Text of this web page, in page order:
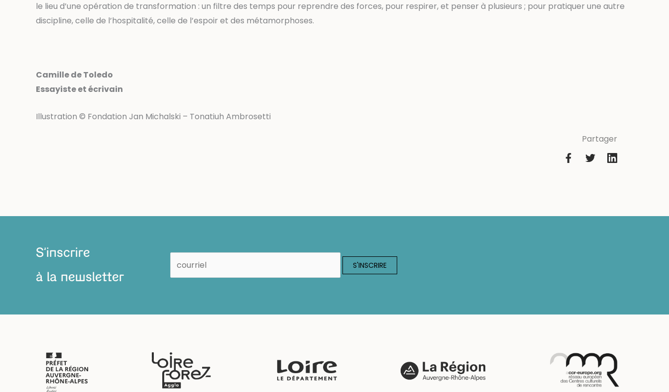
le lieu d’une opération de transformation : un filtre des temps pour reprendre des forces, pour respirer, et penser à plusieurs ; pour pratiquer une autre
discipline, celle de l’hospitalité, celle de l’espoir et des métamorphoses.
Camille de Toledo
Essayiste et écrivain
Illustration © Fondation Jan Michalski – Tonatiuh Ambrosetti
Partager
S'inscrire
à la newsletter